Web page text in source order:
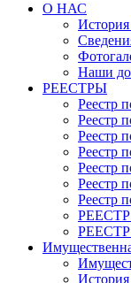
О НАС
Наши
РЕЕСТРЫ
Реестр
Реестр
Реестр
Реестр
Реестр
Реестр
Реестр